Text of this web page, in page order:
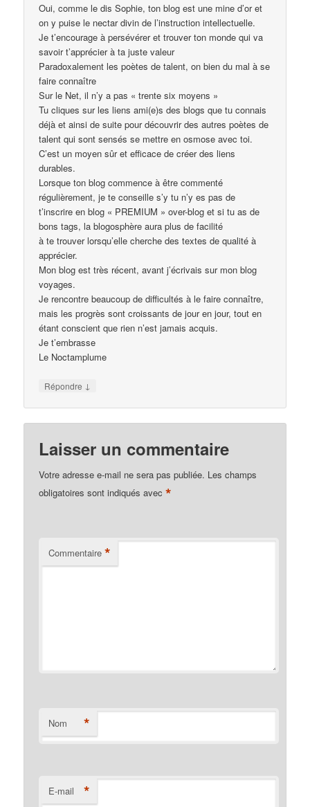
Oui, comme le dis Sophie, ton blog est une mine d’or et
on y puise le nectar divin de l’instruction intellectuelle.
Je t’encourage à persévérer et trouver ton monde qui va
savoir t’apprécier à ta juste valeur
Paradoxalement les poètes de talent, on bien du mal à se
faire connaître
Sur le Net, il n’y a pas « trente six moyens »
Tu cliques sur les liens ami(e)s des blogs que tu connais
déjà et ainsi de suite pour découvrir des autres poètes de
talent qui sont sensés se mettre en osmose avec toi.
C’est un moyen sûr et efficace de créer des liens
durables.
Lorsque ton blog commence à être commenté
régulièrement, je te conseille s’y tu n’y es pas de
t’inscrire en blog « PREMIUM » over-blog et si tu as de
bons tags, la blogosphère aura plus de facilité
à te trouver lorsqu’elle cherche des textes de qualité à
apprécier.
Mon blog est très récent, avant j’écrivais sur mon blog
voyages.
Je rencontre beaucoup de difficultés à le faire connaître,
mais les progrès sont croissants de jour en jour, tout en
étant conscient que rien n’est jamais acquis.
Je t’embrasse
Le Noctamplume
Répondre ↓
Laisser un commentaire
Votre adresse e-mail ne sera pas publiée. Les champs
obligatoires sont indiqués avec*
Commentaire *
Nom *
E-mail *